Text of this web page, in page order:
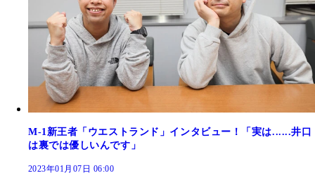
M-1新王者「ウエストランド」インタビュー！「実は......井口
は裏では優しいんです」
2023年01月07日 06:00